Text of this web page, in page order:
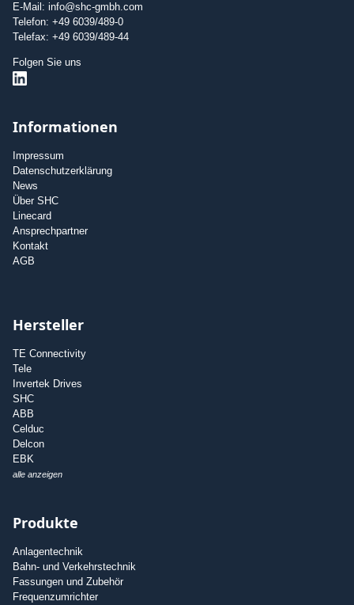
E-Mail: info@shc-gmbh.com
Telefon: +49 6039/489-0
Telefax: +49 6039/489-44
Folgen Sie uns
Informationen
Impressum
Datenschutzerklärung
News
Über SHC
Linecard
Ansprechpartner
Kontakt
AGB
Hersteller
TE Connectivity
Tele
Invertek Drives
SHC
ABB
Celduc
Delcon
EBK
alle anzeigen
Produkte
Anlagentechnik
Bahn- und Verkehrstechnik
Fassungen und Zubehör
Frequenzumrichter